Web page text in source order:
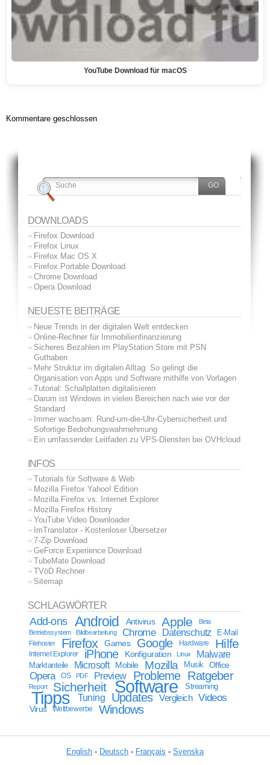
YouTube Download für macOS
Kommentare geschlossen
DOWNLOADS
Firefox Download
Firefox Linux
Firefox Mac OS X
Firefox Portable Download
Chrome Download
Opera Download
NEUESTE BEITRÄGE
Neue Trends in der digitalen Welt entdecken
Online-Rechner für Immobilienfinanzierung
Sicheres Bezahlen im PlayStation Store mit PSN
Guthaben
Mehr Struktur im digitalen Alltag: So gelingt die
Organisation von Apps und Software mithilfe von Vorlagen
Tutorial: Schallplatten digitalisieren
Darum ist Windows in vielen Bereichen nach wie vor der
Standard
Immer wachsam: Rund-um-die-Uhr-Cybersicherheit und
Sofortige Bedrohungswahrnehmung
Ein umfassender Leitfaden zu VPS-Diensten bei OVHcloud
INFOS
Tutorials für Software & Web
Mozilla Firefox Yahoo! Edition
Mozilla Firefox vs. Internet Explorer
Mozilla Firefox History
YouTube Video Downloader
ImTranslator - Kostenloser Übersetzer
7-Zip Download
GeForce Experience Download
TubeMate Download
TVöD Rechner
Sitemap
SCHLAGWÖRTER
Add-ons Android Antivirus Apple
Beta
Betriebssystem
Bildbearbeitung Chrome Datenschutz E-Mail
Filehoster Firefox Games Google Hardware Hilfe
Internet Explorer iPhone Konfiguration Linux Malware
Marktanteile Microsoft Mobile Mozilla Musik Office
Opera OS PDF Preview Probleme Ratgeber
Report Sicherheit Software Streaming
Tipps Tuning Updates Vergleich Videos
Virus Wettbewerbe Windows
English - Deutsch - Français - Svenska